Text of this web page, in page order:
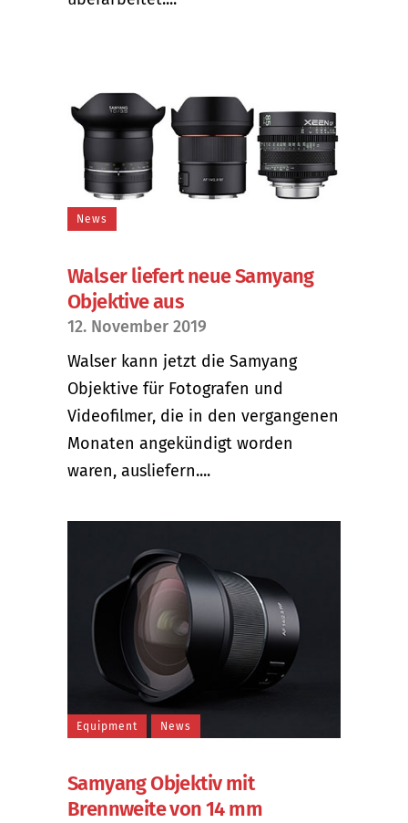
News
Walser liefert neue Samyang
Objektive aus
12. November 2019
Walser kann jetzt die Samyang
Objektive für Fotografen und
Videofilmer, die in den vergangenen
Monaten angekündigt worden
waren, ausliefern....
Equipment News
Samyang Objektiv mit
Brennweite von 14 mm